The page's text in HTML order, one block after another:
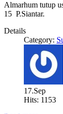
Almarhum tutup
15 P.Siantar.
Details
Category:
17.Sep
Hits: 1153